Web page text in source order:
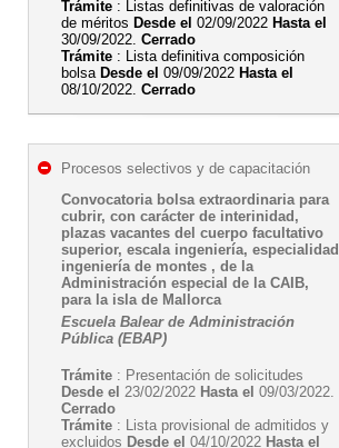
Trámite : Listas definitivas de valoración
de méritos Desde el 02/09/2022 Hasta el
30/09/2022. Cerrado
Trámite : Lista definitiva composición
bolsa Desde el 09/09/2022 Hasta el
08/10/2022. Cerrado
Procesos selectivos y de capacitación
Convocatoria bolsa extraordinaria para
cubrir, con carácter de interinidad,
plazas vacantes del cuerpo facultativo
superior, escala ingeniería, especialidad
ingeniería de montes , de la
Administración especial de la CAIB,
para la isla de Mallorca
Escuela Balear de Administración
Pública (EBAP)
Trámite : Presentación de solicitudes
Desde el 23/02/2022 Hasta el 09/03/2022.
Cerrado
Trámite : Lista provisional de admitidos y
excluidos Desde el 04/10/2022 Hasta el